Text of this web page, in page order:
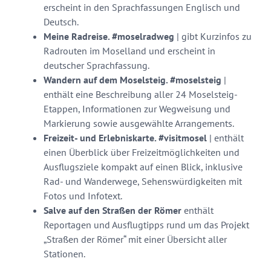
erscheint in den Sprachfassungen Englisch und
Deutsch.
Meine Radreise. #moselradweg | gibt Kurzinfos zu
Radrouten im Moselland und erscheint in
deutscher Sprachfassung.
Wandern auf dem Moselsteig. #moselsteig |
enthält eine Beschreibung aller 24 Moselsteig-
Etappen, Informationen zur Wegweisung und
Markierung sowie ausgewählte Arrangements.
Freizeit- und Erlebniskarte. #visitmosel | enthält
einen Überblick über Freizeitmöglichkeiten und
Ausflugsziele kompakt auf einen Blick, inklusive
Rad- und Wanderwege, Sehenswürdigkeiten mit
Fotos und Infotext.
Salve auf den Straßen der Römer enthält
Reportagen und Ausflugtipps rund um das Projekt
„Straßen der Römer“ mit einer Übersicht aller
Stationen.